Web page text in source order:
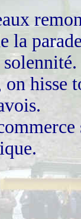
la
on hisse